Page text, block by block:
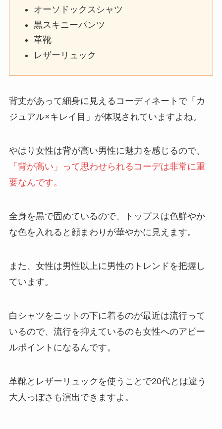
オーソドックスシャツ
黒スキニーパンツ
革靴
レザーリュック
背丈があって細身に見えるコーディネートで「カ
ジュアル×キレイ目」が体現されていますよね。
やはり女性は背が高い男性に魅力を感じるので、
「背が高い」って思わせられるコーデは非常に重
要なんです。
全身を黒で固めているので、トップスは色鮮やか
な色を入れると顔まわりが華やかに見えます。
また、女性は男性以上に男性のトレンドを把握し
ています。
白シャツをニットの下に着るのが最近は流行って
いるので、流行を抑えているのも女性へのアピー
ルポイントになるんです。
革靴とレザーリュックを使うことで20代とは違う
大人っぽさも演出できますよ。